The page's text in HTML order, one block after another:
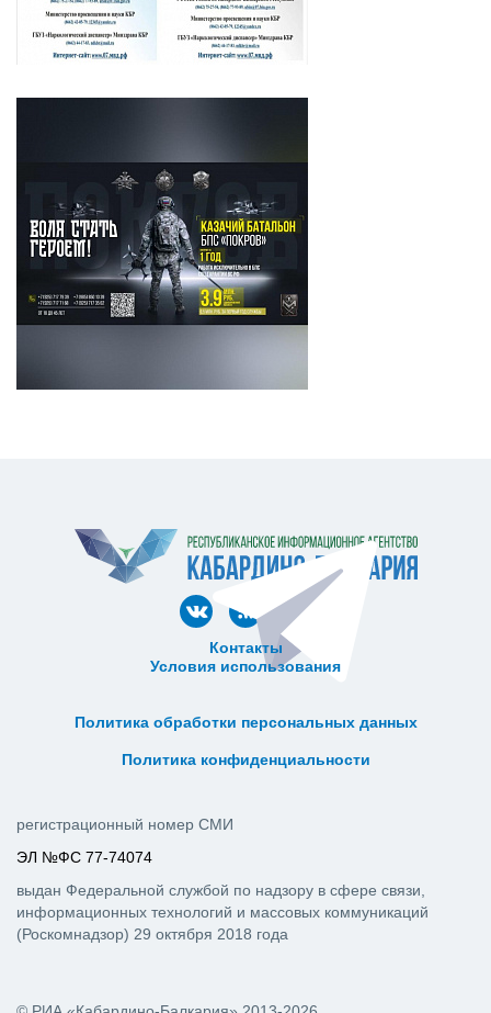
Контакты
Условия использования
Политика обработки персональных данных
Политика конфиденциальности
регистрационный номер СМИ
ЭЛ №ФС 77-74074
выдан Федеральной службой по надзору в сфере связи,
информационных технологий и массовых коммуникаций
(Роскомнадзор) 29 октября 2018 года